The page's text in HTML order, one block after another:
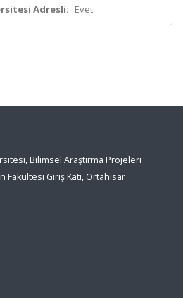
Adresli: Evet
Bilimsel Araştırma Projeleri
Fakültesi Giriş Katı, Ortahisar